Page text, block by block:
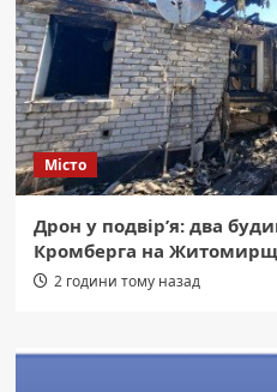
Місто
Дрон у подвір’я: два
Кромберга на
2 години тому назад